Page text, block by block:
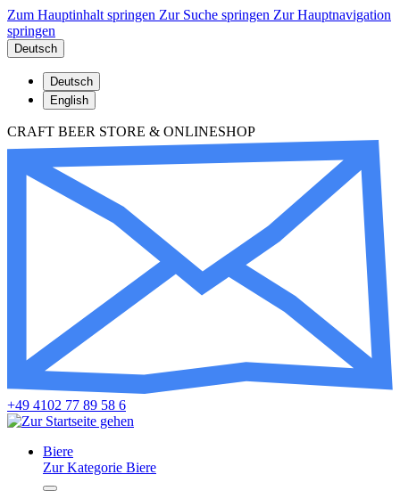
Zum Hauptinhalt springen Zur Suche springen Zur Hauptnavigation
springen
Deutsch
Deutsch
English
CRAFT BEER STORE & ONLINESHOP
+49 4102 77 89 58 6
Biere
Zur Kategorie Biere